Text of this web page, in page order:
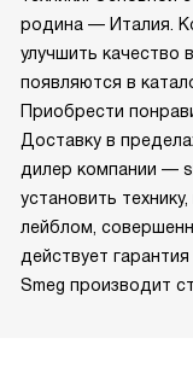
родина — Италия.
улучшить качество
появляются в
Приобрести
Доставку в
дилер компании —
установить
лейблом,
действует
Smeg производит